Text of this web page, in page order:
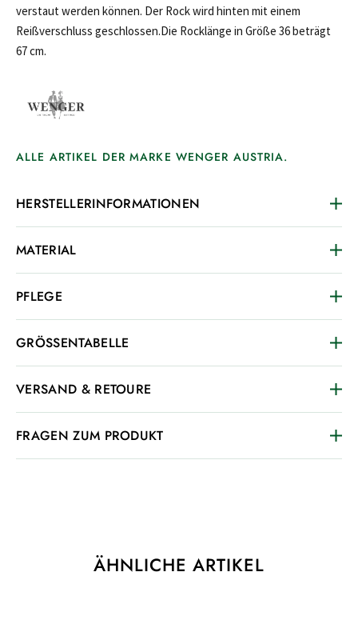
verstaut werden können. Der Rock wird hinten mit einem
Reißverschluss geschlossen.Die Rocklänge in Größe 36 beträgt
67 cm.
ALLE ARTIKEL DER MARKE WENGER AUSTRIA.
HERSTELLERINFORMATIONEN
MATERIAL
PFLEGE
GRÖSSENTABELLE
VERSAND & RETOURE
FRAGEN ZUM PRODUKT
ÄHNLICHE ARTIKEL